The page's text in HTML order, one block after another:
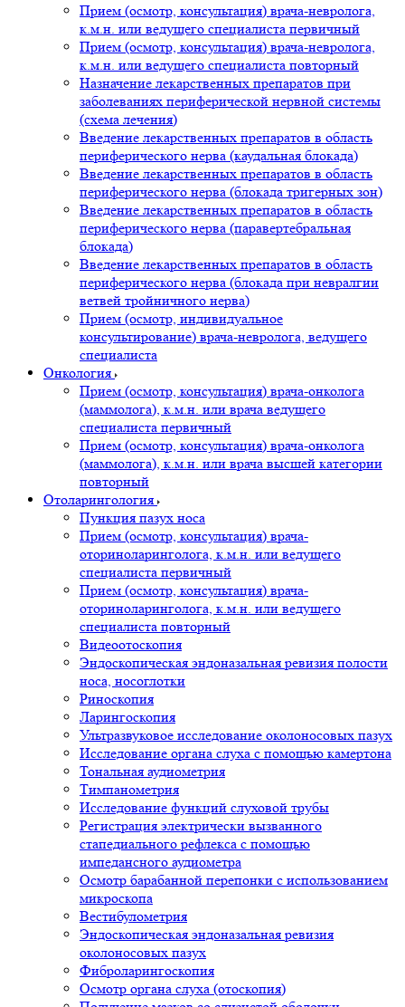
Прием (осмотр, консультация) врача-невролога,
к.м.н. или ведущего специалиста первичный
Прием (осмотр, консультация) врача-невролога,
к.м.н. или ведущего специалиста повторный
Назначение лекарственных препаратов при
заболеваниях периферической нервной системы
(схема лечения)
Введение лекарственных препаратов в область
периферического нерва (каудальная блокада)
Введение лекарственных препаратов в область
периферического нерва (блокада тригерных зон)
Введение лекарственных препаратов в область
периферического нерва (паравертебральная
блокада)
Введение лекарственных препаратов в область
периферического нерва (блокада при невралгии
ветвей тройничного нерва)
Прием (осмотр, индивидуальное
консультирование) врача-невролога, ведущего
специалиста
Онкология
Прием (осмотр, консультация) врача-онколога
(маммолога), к.м.н. или врача ведущего
специалиста первичный
Прием (осмотр, консультация) врача-онколога
(маммолога), к.м.н. или врача высшей категории
повторный
Отоларингология
Пункция пазух носа
Прием (осмотр, консультация) врача-
оториноларинголога, к.м.н. или ведущего
специалиста первичный
Прием (осмотр, консультация) врача-
оториноларинголога, к.м.н. или ведущего
специалиста повторный
Видеоотоскопия
Эндоскопическая эндоназальная ревизия полости
носа, носоглотки
Риноскопия
Ларингоскопия
Ультразвуковое исследование околоносовых пазух
Исследование органа слуха с помощью камертона
Тональная аудиометрия
Тимпанометрия
Исследование функций слуховой трубы
Регистрация электрически вызванного
стапедиального рефлекса с помощью
импедансного аудиометра
Осмотр барабанной перепонки с использованием
микроскопа
Вестибулометрия
Эндоскопическая эндоназальная ревизия
околоносовых пазух
Фиброларингоскопия
Осмотр органа слуха (отоскопия)